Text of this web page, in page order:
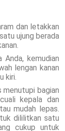
dan letakkan
ujung berada
kemudian
lengan kanan
kiri.
menutupi bagian
kepala dan
mudah lepas.
dililitkan satu
cukup untuk